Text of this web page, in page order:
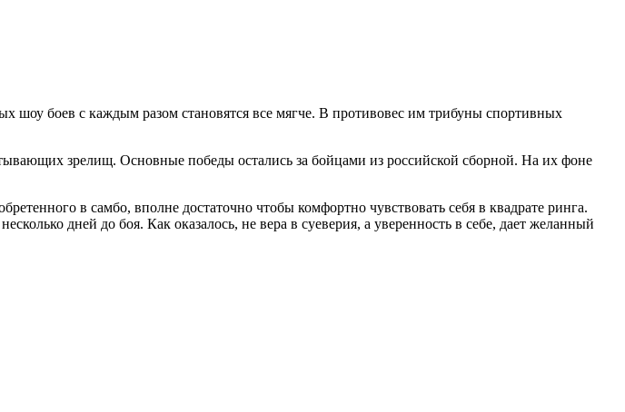
шоу боев с каждым разом становятся все мягче. В противовес им трибуны спортивных
зрелищ. Основные победы остались за бойцами из российской сборной. На их фоне
в самбо, вполне достаточно чтобы комфортно чувствовать себя в квадрате ринга.
дней до боя. Как оказалось, не вера в суеверия, а уверенность в себе, дает желанный